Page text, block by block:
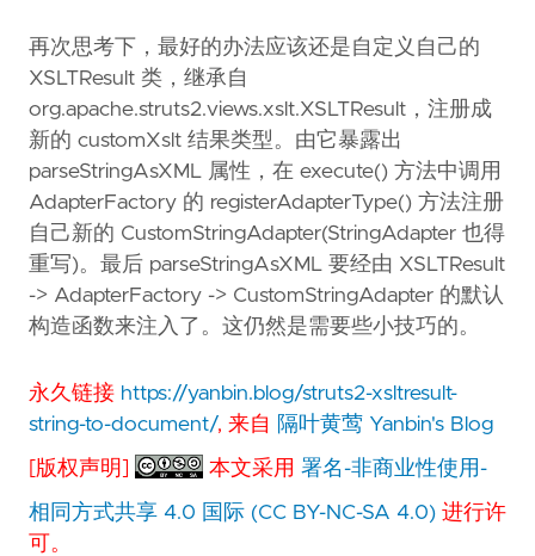
再次思考下，最好的办法应该还是自定义自己的
XSLTResult 类，继承自
org.apache.struts2.views.xslt.XSLTResult，注册成
新的 customXslt 结果类型。由它暴露出
parseStringAsXML 属性，在 execute() 方法中调用
AdapterFactory 的 registerAdapterType() 方法注册
自己新的 CustomStringAdapter(StringAdapter 也得
重写)。最后 parseStringAsXML 要经由 XSLTResult
-> AdapterFactory -> CustomStringAdapter 的默认
构造函数来注入了。这仍然是需要些小技巧的。
永久链接 https://yanbin.blog/struts2-xsltresult-
string-to-document/, 来自 隔叶黄莺 Yanbin's Blog
[版权声明] 本文采用署名-非商业性使用-
相同方式共享 4.0 国际 (CC BY-NC-SA 4.0) 进行许
可。